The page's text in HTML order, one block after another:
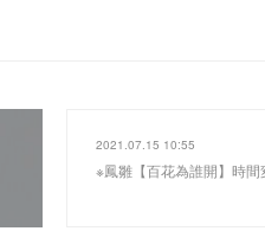
2021.07.15 10:55
※鳳雛【百花為誰開】時